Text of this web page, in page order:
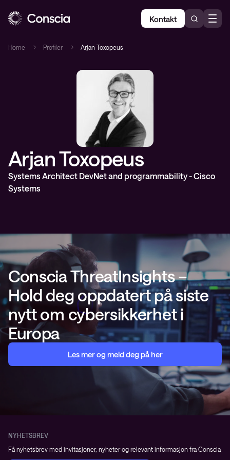
Kontakt
Home Profiler Arjan Toxopeus
Arjan Toxopeus
Systems Architect DevNet and programmability - Cisco
Systems
Conscia ThreatInsights –
Hold deg oppdatert på siste
nytt om cybersikkerhet i
Europa
Les mer og meld deg på her
NYHETSBREV
Få nyhetsbrev med invitasjoner, nyheter og relevant informasjon fra Conscia